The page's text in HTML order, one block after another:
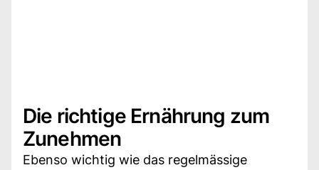
Die richtige Ernährung zum
Zunehmen
Ebenso wichtig wie das regelmässige